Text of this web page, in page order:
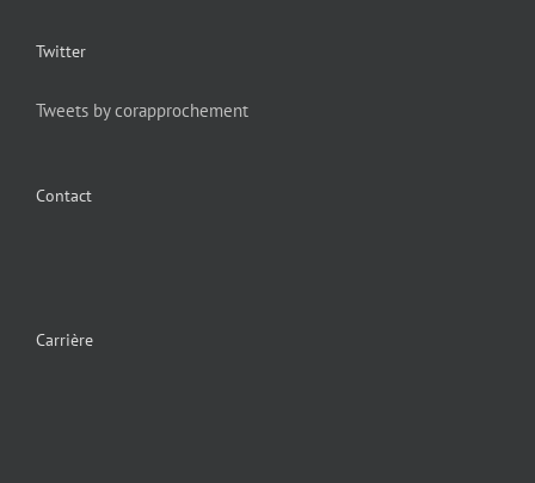
Twitter
Tweets by corapprochement
Contact
Carrière